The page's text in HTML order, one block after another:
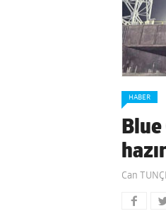
HABER
Can